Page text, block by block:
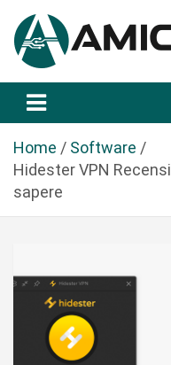
a
Home
Software
Hidester VPN
sapere